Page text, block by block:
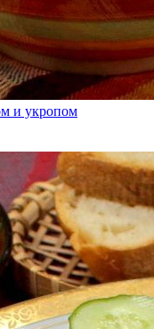
и укропом